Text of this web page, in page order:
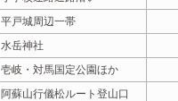
平戸城周辺一帯
水岳神社
壱岐・対馬国定公園ほか
阿蘇山行儀松ルート登山口